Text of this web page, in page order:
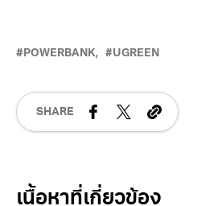
POWERBANK UGREEN
SHARE
Related Posts